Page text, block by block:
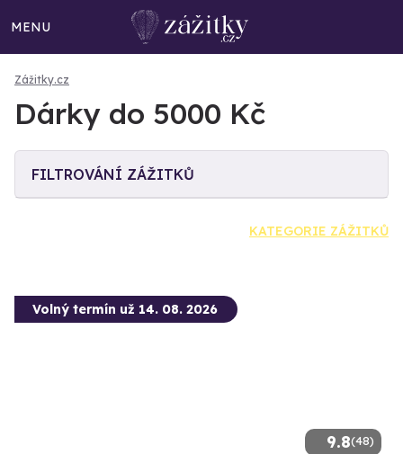
MENU
Zážitky.cz
Dárky do 5000 Kč
FILTROVÁNÍ ZÁŽITKŮ
KATEGORIE ZÁŽITKŮ
9.8(48)
Volný termín už 14. 08. 2026